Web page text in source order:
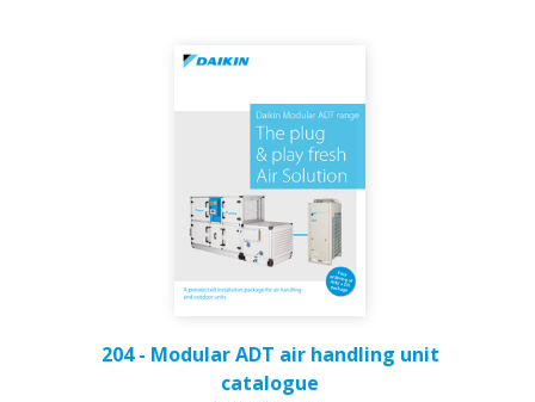
204 - Modular ADT air handling unit
catalogue